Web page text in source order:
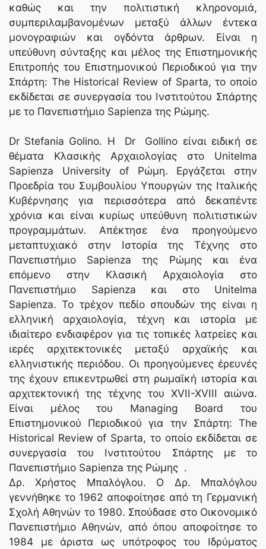
καθώς και την πολιτιστική κληρονομιά,
συμπεριλαμβανομένων μεταξύ άλλων έντεκα
μονογραφιών και ογδόντα άρθρων. Είναι η
υπεύθυνη σύνταξης και μέλος της Επιστημονικής
Επιτροπής του Επιστημονικού Περιοδικού για την
Σπάρτη: The Historical Review of Sparta, το οποίο
εκδίδεται σε συνεργασία του Ινστιτούτου Σπάρτης
με το Πανεπιστήμιο Sapienza της Ρώμης.
Dr Stefania Golino. Η Dr Gollino είναι ειδική σε
θέματα Κλασικής Αρχαιολογίας στο Unitelma
Sapienza University of Ρώμη. Εργάζεται στην
Προεδρία του Συμβουλίου Υπουργών της Ιταλικής
Κυβέρνησης για περισσότερα από δεκαπέντε
χρόνια και είναι κυρίως υπεύθυνη πολιτιστικών
προγραμμάτων. Απέκτησε ένα προηγούμενο
μεταπτυχιακό στην Ιστορία της Τέχνης στο
Πανεπιστήμιο Sapienza της Ρώμης και ένα
επόμενο στην Κλασική Αρχαιολογία στο
Πανεπιστήμιο Sapienza και στο Unitelma
Sapienza. Το τρέχον πεδίο σπουδών της είναι η
ελληνική αρχαιολογία, τέχνη και ιστορία με
ιδιαίτερο ενδιαφέρον για τις τοπικές λατρείες και
ιερές αρχιτεκτονικές μεταξύ αρχαϊκής και
ελληνιστικής περιόδου. Οι προηγούμενες έρευνές
της έχουν επικεντρωθεί στη ρωμαϊκή ιστορία και
αρχιτεκτονική της τέχνης του XVII-XVIII αιώνα.
Είναι μέλος του Managing Board του
Επιστημονικού Περιοδικού για την Σπάρτη: The
Historical Review of Sparta, το οποίο εκδίδεται σε
συνεργασία του Ινστιτούτου Σπάρτης με το
Πανεπιστήμιο Sapienza της Ρώμης .
Δρ. Χρήστος Μπαλόγλου. Ο Δρ. Μπαλόγλου
γεννήθηκε το 1962 αποφοίτησε από τη Γερμανική
Σχολή Αθηνών το 1980. Σπούδασε στο Οικονομικό
Πανεπιστήμιο Αθηνών, από όπου αποφοίτησε το
1984 με άριστα ως υπότροφος του Ιδρύματος